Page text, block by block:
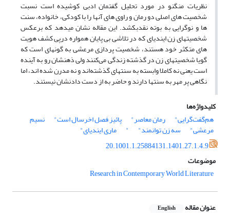
نظریات منگنو در مورد تحلیل گفتمان ادبی کوشیده است نسبت
شخصیت های اصلی دو رمان و راوی های آنها را با کودکی، خانواده، سنت
ها و نوگرایی به بوته نقدبکشد. این مقاله نشان میدهد که برعکس
شخصیت­های زن ایندیای که در تلاشی بی پایان همواره درپی کشف هویت‌
های متکثر خود هستند، شخصیت پردازی مرعشی به گونه­ای است که
گویا شخصیت­های زن در گذشته زندگی می‌کنند ولی ذهنشان رو به آینده
است یعنی نه کاملا وابسته به سنت­های گذشته‌اند و نه مدرن شده اند، اما
نگاهی پر مهر به سنت­ها دارند و حاضر به از دست دادنشان نیستند.
کلیدواژه‌ها
هم‌گفت‌گرایی"
رمان معاصر" پائیز فصل اخرسال است" نسیم
مرعشی" سه زن توانمند" "
ماری ایندیای"
20.1001.1.25884131.1401.27.1.4.9
موضوعات
Research in Contemporary World Literature
عنوان مقاله English